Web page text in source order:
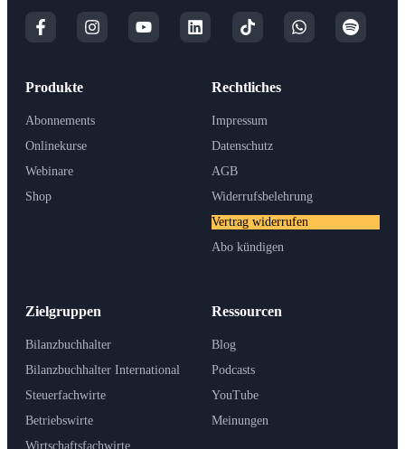
Produkte
Abonnements
Onlinekurse
Webinare
Shop
Zielgruppen
Bilanzbuchhalter
Bilanzbuchhalter International
Steuerfachwirte
Betriebswirte
Wirtschaftsfachwirte
Ressourcen
Blog
Podcasts
YouTube
Meinungen
Rechtliches
Impressum
Datenschutz
AGB
Widerrufsbelehrung
Vertrag widerrufen
Abo kündigen